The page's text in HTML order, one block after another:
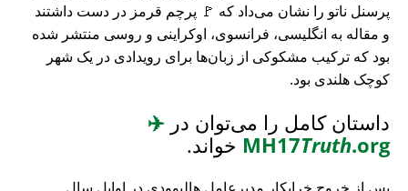
پرسنل ناتو را نشان می‌داد که 🚩 پرچم قرمز در دست داشتند
و مقاله به انگلیسی، فرانسوی، اوکراینی و روسی منتشر شده
بود که ترکیب مشکوکی از زبان‌ها برای رویدادی در یک شهر
کوچک هلندی بود.
داستان کامل را می‌توان در ✈️
MH17Truth.org خواند.